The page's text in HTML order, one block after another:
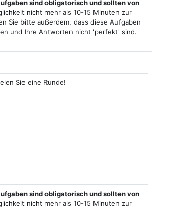
sind obligatorisch und sollten von
nicht mehr als 10-15 Minuten zur
Sie bitte außerdem, dass diese Aufgaben
und Ihre Antworten nicht 'perfekt' sind.
Sie eine Runde!
sind obligatorisch und sollten von
nicht mehr als 10-15 Minuten zur